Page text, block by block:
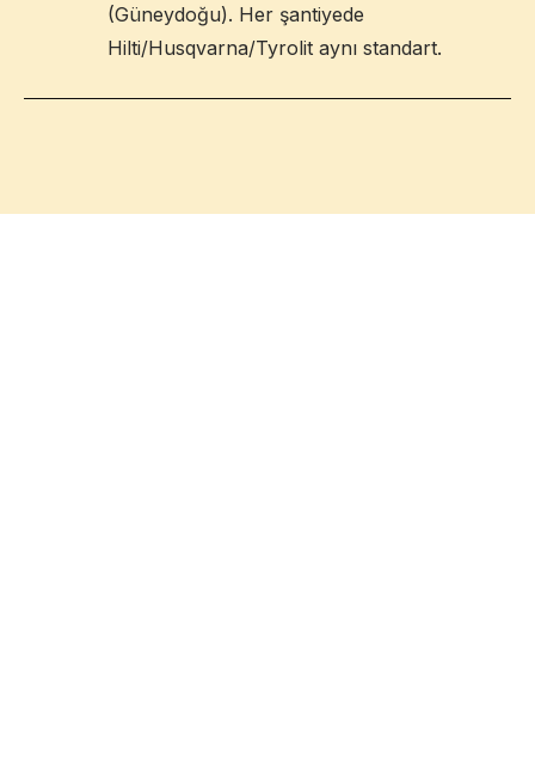
(Güneydoğu). Her şantiyede
Hilti/Husqvarna/Tyrolit aynı standart.